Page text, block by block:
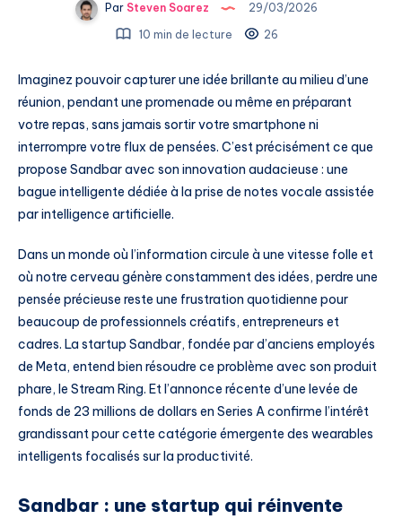
Par Steven Soarez
29/03/2026
10 min de lecture
26
Imaginez pouvoir capturer une idée brillante au milieu d’une
réunion, pendant une promenade ou même en préparant
votre repas, sans jamais sortir votre smartphone ni
interrompre votre flux de pensées. C’est précisément ce que
propose Sandbar avec son innovation audacieuse : une
bague intelligente dédiée à la prise de notes vocale assistée
par intelligence artificielle.
Dans un monde où l’information circule à une vitesse folle et
où notre cerveau génère constamment des idées, perdre une
pensée précieuse reste une frustration quotidienne pour
beaucoup de professionnels créatifs, entrepreneurs et
cadres. La startup Sandbar, fondée par d’anciens employés
de Meta, entend bien résoudre ce problème avec son produit
phare, le Stream Ring. Et l’annonce récente d’une levée de
fonds de 23 millions de dollars en Series A confirme l’intérêt
grandissant pour cette catégorie émergente des wearables
intelligents focalisés sur la productivité.
Sandbar : une startup qui réinvente